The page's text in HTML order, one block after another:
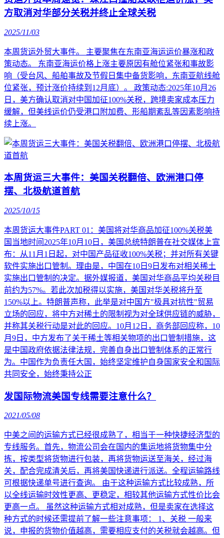
方取消对华部分关税并终止全球关税
2025/11/03
本周货运外贸大事件。 主要聚焦在东南亚海运运价暴涨和政
策动态。 东南亚海运价格上涨主要原因有舱位紧张和事故影
响（受台风、船舶事故及节假日集中备货影响，东南亚航线舱
位紧张，预计涨价持续到12月底）。 政策动态:2025年10月26
日，美方确认取消对中国加征100%关税，跨境卖家成本压力
缓解，但美线运价仍受港口附加费、形船期紊乱等因素影响持
续上涨。
本周货运三大事件：美国关税翻倍、欧洲港口停
摆、北极航道首航
2025/10/15
本周货运大事件PART 01：美国将对华商品加征100%关税美
国当地时间2025年10月10日，美国总统特朗普在社交媒体上宣
布：从11月1日起，对中国产品征收100%关税；并对所有关键
软件实施出口管制。理由是，中国在10日9日发布对相关稀土
实施出口管制的决定。据外媒报道，美国对华商品平均关税目
前约为57%。若此次加税得以实施，美国对华关税将升至
150%以上。特朗普声称，此举是对中国方"极具对抗性"贸易
立场的回应，将中方对稀土的限制视为对全球供应链的威胁，
并称其关税行动是对此的回应。10月12日，商务部回应称，10
月9日，中方发布了关于稀土等相关物项的出口管制措施，这
是中国政府依据法律法规，完善自身出口管制体系的正常行
为。中国作为负责任大国，始终坚定维护自身国家安全和国际
共同安全，始终秉持公正
发国际物流美国专线需要注意什么？
2021/05/08
中美之间的运输方式已经很成熟了，相当于一种快捷经济型的
专线服务。首先，物流公司会在国内的集运地将货物集中分
拣，按类型将货物进行包装，再将货物运送至海关，经过海
关，配合完成清关后，再将美国快递进行派送。全程运输路线
可根据快递单号进行查询。 由于这种运输方式比较成熟，所
以全线运输时效性更高、更稳定，相较其他运输方式性价比会
更高一点。 虽然这种运输方式相对成熟，但是卖家在选择这
种方式的时候还需提前了解一些注意事项： 1、关税 一般来
说，申报的货物价值越高，需要相应支付的关税就会越高。但